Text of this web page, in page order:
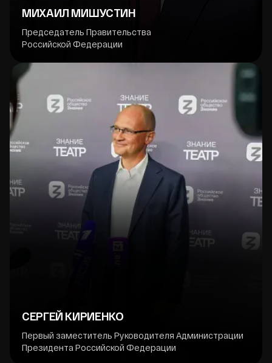
МИХАИЛ МИШУСТИН
Председатель Правительства
Российской Федерации
СЕРГЕЙ КИРИЕНКО
Первый заместитель Руководителя Администрации
Президента Российской Федерации